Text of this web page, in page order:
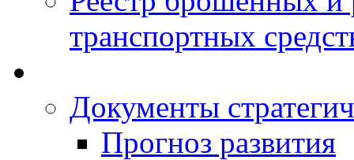
транспортных
Документы
Прогноз развития